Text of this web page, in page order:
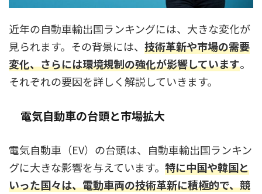
近年の自動車輸出国ランキングには、大きな変化が
見られます。その背景には、 技術革新や市場の需要
変化、さらには環境規制の強化が影響しています。
それぞれの要因を詳しく解説していきます。
電気自動車の台頭と市場拡大
電気自動車（EV）の台頭は、自動車輸出国ランキン
グに大きな影響を与えています。 特に中国や韓国と
いった国々は、電動車両の技術革新に積極的で、競